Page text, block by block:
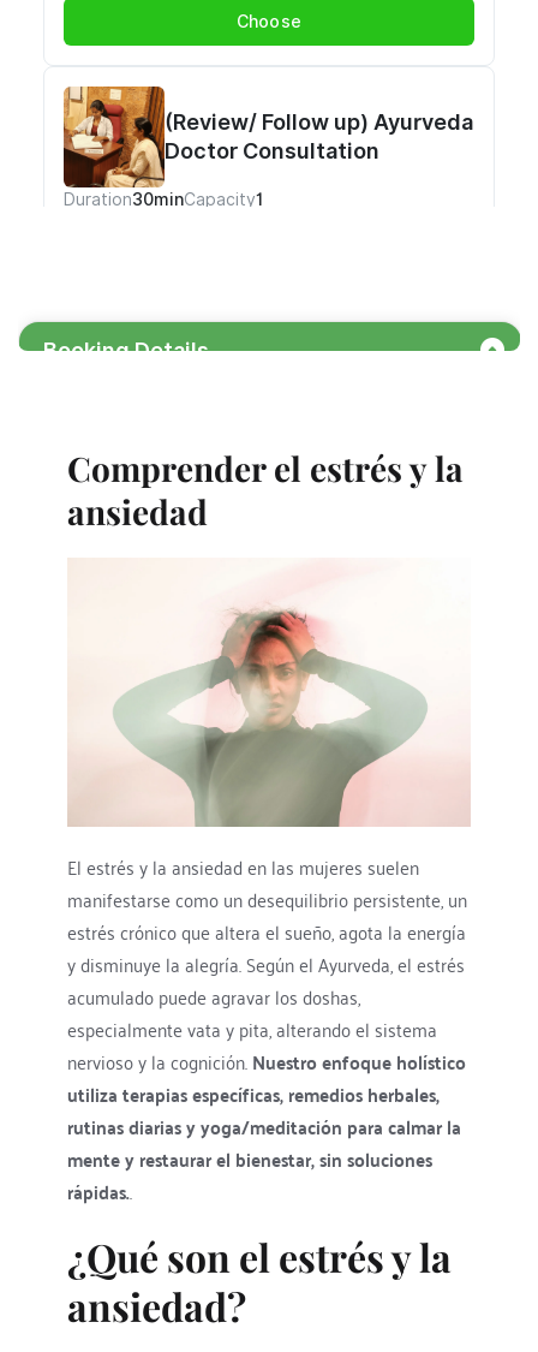
Comprender el estrés y la
ansiedad
El estrés y la ansiedad en las mujeres suelen
manifestarse como un desequilibrio persistente, un
estrés crónico que altera el sueño, agota la energía
y disminuye la alegría. Según el Ayurveda, el estrés
acumulado puede agravar los doshas,
especialmente vata y pita, alterando el sistema
nervioso y la cognición. Nuestro enfoque holístico
utiliza terapias específicas, remedios herbales,
rutinas diarias y yoga/meditación para calmar la
mente y restaurar el bienestar, sin soluciones
rápidas..
¿Qué son el estrés y la
ansiedad?